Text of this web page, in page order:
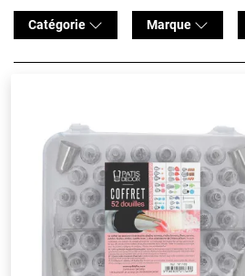
Catégorie Marque